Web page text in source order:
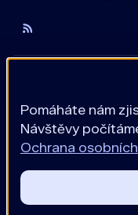
ArchivPoslech
PodmínkySoukromí
© 2026 WOLFWAY
1 · know-how z praxe
Pomáháte nám
Návštěvy
Ochrana